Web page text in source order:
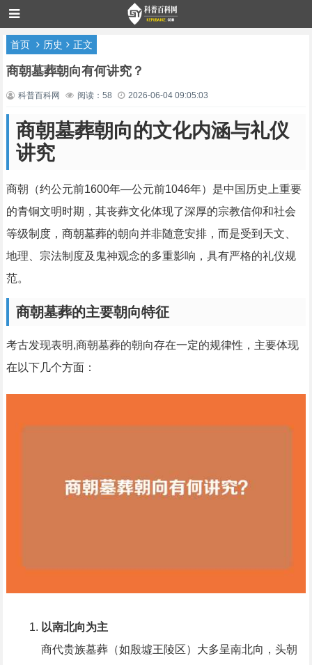
首页 历史 正文
商朝墓葬朝向有何讲究？
科普百科网 阅读：58 2026-06-04 09:05:03
商朝墓葬朝向的文化内涵与礼仪
讲究
商朝（约公元前1600年—公元前1046年）是中国历史上重要
的青铜文明时期，其丧葬文化体现了深厚的宗教信仰和社会
等级制度，商朝墓葬的朝向并非随意安排，而是受到天文、
地理、宗法制度及鬼神观念的多重影响，具有严格的礼仪规
范。
商朝墓葬的主要朝向特征
考古发现表明,商朝墓葬的朝向存在一定的规律性，主要体现
在以下几个方面：
以南北向为主
商代贵族墓葬（如殷墟王陵区）大多呈南北向，头朝